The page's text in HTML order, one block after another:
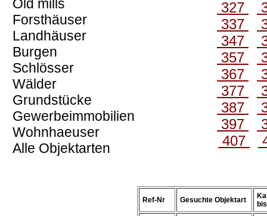
Old mills
Forsthäuser
Landhäuser
Burgen
Schlösser
Wälder
Grundstücke
Gewerbeimmobilien
Wohnhaeuser
Alle Objektarten
327
337
347
357
367
377
387
397
407
Ref-Nr Gesuchte Objektart